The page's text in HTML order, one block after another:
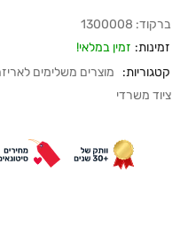
ברקוד: 1300008
זמינות: זמין במלאי!
קטגוריות:
מוצרים משלימים
ציוד משרדי